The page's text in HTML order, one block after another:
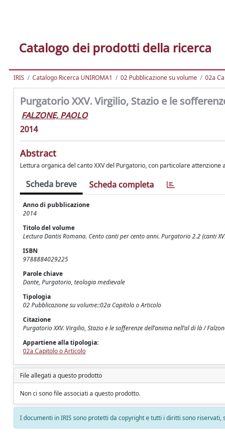
Catalogo dei prodotti della ricerca
IRIS Catalogo Ricerca UNIROMA1 02 Pubblicazione su volume 02a
Purgatorio XXV. Virgilio, Stazio e le
FALZONE, PAOLO
2014
Abstract
Lettura organica del canto XXV del Purgatorio, con particolare
Scheda breve Scheda completa
Anno di pubblicazione
2014
Titolo del volume
Lectura Dantis Romana. Cento canti per cento anni. Purgatorio 2.2 (canti
ISBN
9788884029225
Parole chiave
Dante, Purgatorio, teologia medievale
Tipologia
02 Pubblicazione su volume::02a Capitolo o Articolo
Citazione
Purgatorio XXV. Virgilio, Stazio e le sofferenze dell’anima nell’al di là /
Appartiene alla tipologia:
02a Capitolo o Articolo
File allegati a questo prodotto
Non ci sono file associati a questo prodotto.
I documenti in IRIS sono protetti da copyright e tutti i diritti sono riservati,